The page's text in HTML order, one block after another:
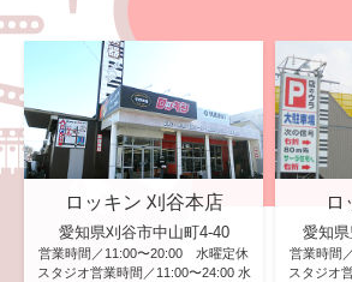
ロッキン 刈谷本店
愛知県刈谷市中山町4-40
営業時間／11:00〜20:00 水曜定休
スタジオ営業時間／11:00〜24:00 水
ロ
愛知
営業時間
スタジオ